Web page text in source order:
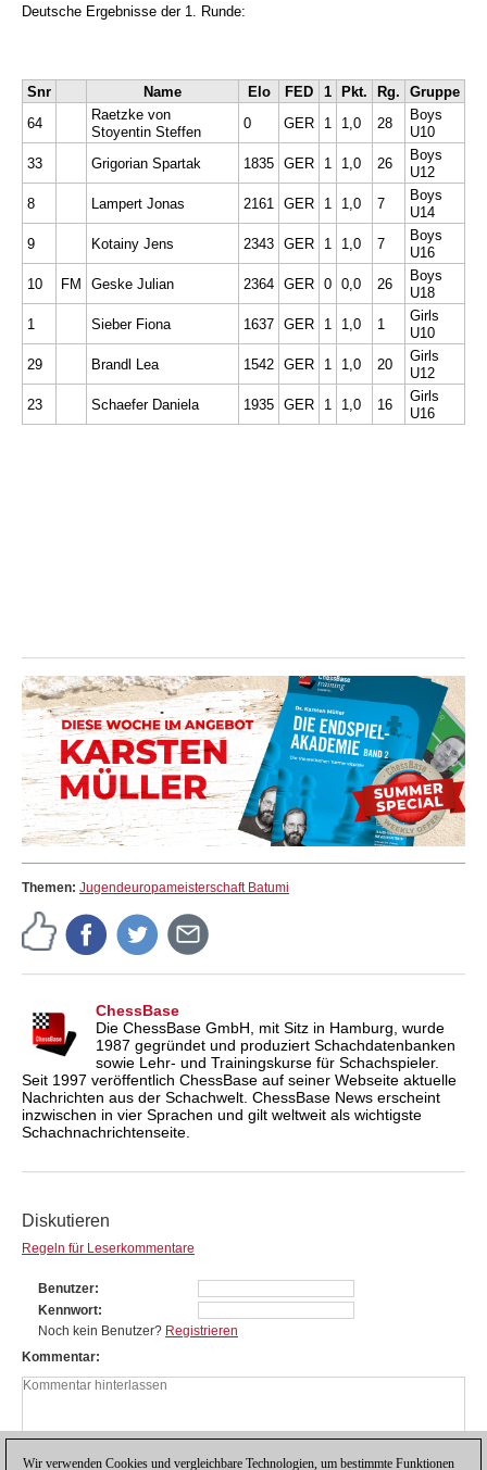
Deutsche Ergebnisse der 1. Runde:
Snr Name Elo FED 1 Pkt. Rg.
Gruppe
64
Raetzke von
Stoyentin Steffen
0 GER 1 1,0 28
Boys
U10
33
Grigorian Spartak 1835 GER 1 1,0 26
Boys
U12
8
Lampert Jonas 2161 GER 1 1,0 7
Boys
U14
9
Kotainy Jens 2343 GER 1 1,0 7
Boys
U16
10
FM Geske Julian 2364 GER 0 0,0 26
Boys
U18
1
Sieber Fiona 1637 GER 1 1,0 1
Girls
U10
29
Brandl Lea 1542 GER 1 1,0 20
Girls
U12
23
Schaefer Daniela 1935 GER 1 1,0 16
Girls
U16
Themen: Jugendeuropameisterschaft Batumi
ChessBase
Die ChessBase GmbH, mit Sitz in Hamburg, wurde
1987 gegründet und produziert Schachdatenbanken
sowie Lehr- und Trainingskurse für Schachspieler.
Seit 1997 veröffentlich ChessBase auf seiner Webseite aktuelle
Nachrichten aus der Schachwelt. ChessBase News erscheint
inzwischen in vier Sprachen und gilt weltweit als wichtigste
Schachnachrichtenseite.
Diskutieren
Regeln für Leserkommentare
Benutzer
Kennwort
Noch kein Benutzer? Registrieren
Kommentar
Wir verwenden Cookies und vergleichbare Technologien, um bestimmte Funktionen